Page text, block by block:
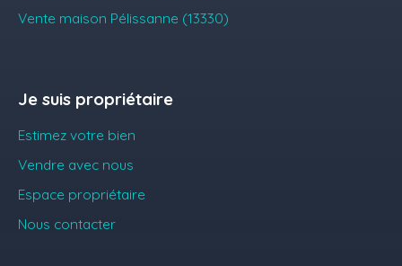
Vente maison Pélissanne (13330)
Je suis propriétaire
Estimez votre bien
Vendre avec nous
Espace propriétaire
Nous contacter